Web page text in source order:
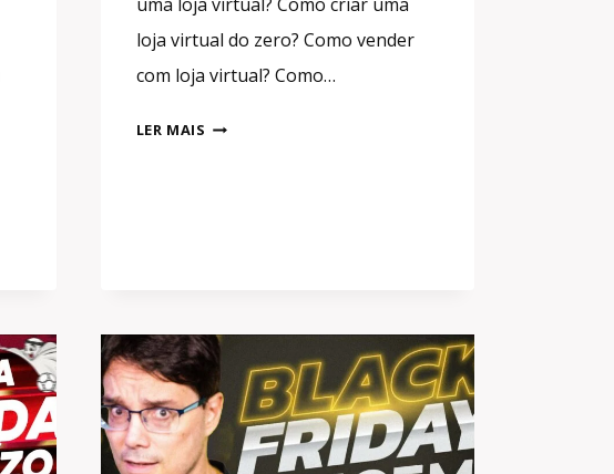
loja virtual do zero? Como vender
com loja virtual? Como…
LER MAIS COMO
A
PASSO]